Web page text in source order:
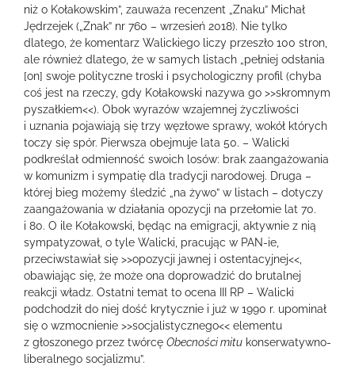
niż o Kołakowskim”, zauważa recenzent „Znaku” Michał
Jędrzejek („Znak” nr 760 – wrzesień 2018). Nie tylko
dlatego, że komentarz Walickiego liczy przeszło 100 stron,
ale również dlatego, że w samych listach „pełniej odsłania
[on] swoje polityczne troski i psychologiczny profil (chyba
coś jest na rzeczy, gdy Kołakowski nazywa go >>skromnym
pyszałkiem<<). Obok wyrazów wzajemnej życzliwości
i uznania pojawiają się trzy węzłowe sprawy, wokół których
toczy się spór. Pierwsza obejmuje lata 50. – Walicki
podkreślał odmienność swoich losów: brak zaangażowania
w komunizm i sympatię dla tradycji narodowej. Druga –
której bieg możemy śledzić „na żywo” w listach – dotyczy
zaangażowania w działania opozycji na przełomie lat 70.
i 80. O ile Kołakowski, będąc na emigracji, aktywnie z nią
sympatyzował, o tyle Walicki, pracując w PAN-ie,
przeciwstawiał się >>opozycji jawnej i ostentacyjnej<<,
obawiając się, że może ona doprowadzić do brutalnej
reakcji władz. Ostatni temat to ocena III RP – Walicki
podchodził do niej dość krytycznie i już w 1990 r. upominał
się o wzmocnienie >>socjalistycznego<< elementu
z głoszonego przez twórcę Obecności mitu konserwatywno-
liberalnego socjalizmu”.